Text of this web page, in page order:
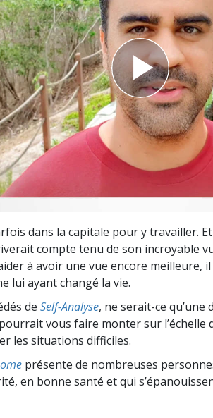
dans la capitale pour y travailler.
compte tenu de son incroyable
à avoir une vue encore meilleure,
lui ayant changé la vie.
de Self-Analyse, ne serait-ce
vous faire monter sur
les situations difficiles.
présente de nombreuses
en bonne santé et qui